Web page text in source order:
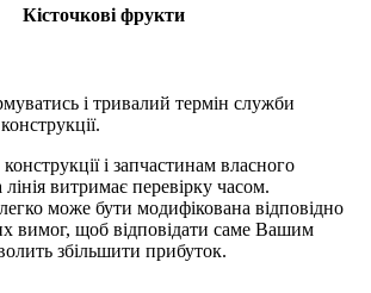
Кісточкові фрукти
і тривалий термін служби
і запчастинам власного
витримає перевірку часом.
може бути модифікована відповідно
вимог, щоб відповідати саме Вашим
збільшити прибуток.